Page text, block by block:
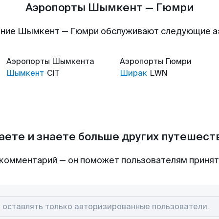
Аэропорты Шымкент — Гюмри
Шымкент — Гюмри обслуживают следующие
Аэропорты Шымкента
Шымкент CIT
Аэропорты Гюмри
Ширак LWN
и знаете больше других
— он поможет пользователям